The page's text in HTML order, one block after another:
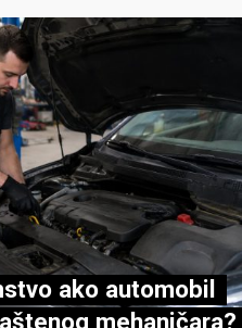
ako automobil
mehaničara?